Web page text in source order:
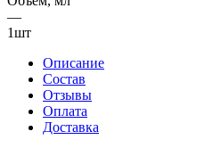
—
1шт
Описание
Состав
Отзывы
Оплата
Доставка